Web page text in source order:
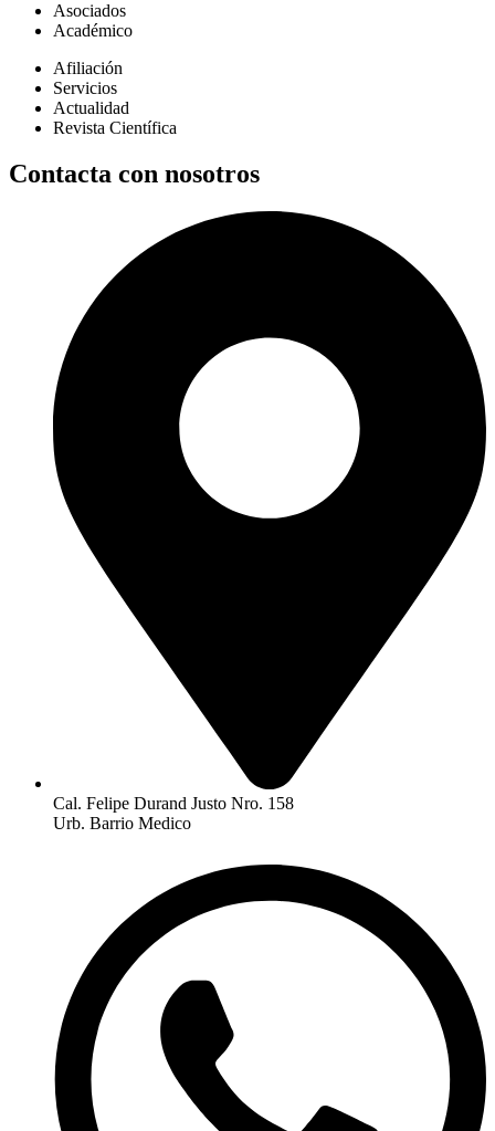
Asociados
Académico
Afiliación
Servicios
Actualidad
Revista Científica
Contacta con nosotros
Cal. Felipe Durand Justo Nro. 158
Urb. Barrio Medico